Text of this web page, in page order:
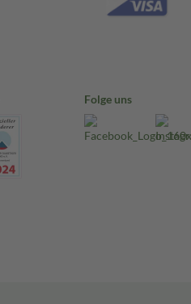
Folge uns